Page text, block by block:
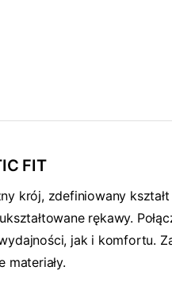
FIT
krój, zdefiniowany kształt
rękawy.
jak i komfortu.
materiały.